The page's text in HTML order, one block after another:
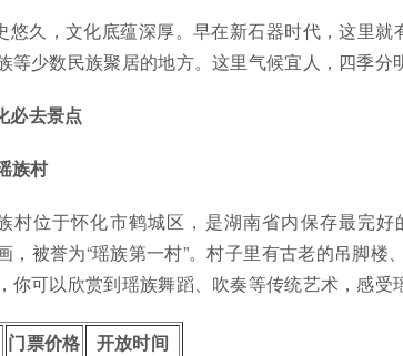
悠久，文化底蕴深厚。早在新石器时代，这里就
等少数民族聚居的地方。这里气候宜人，四季分
必去景点
族村
村位于怀化市鹤城区，是湖南省内保存最完
，被誉为“瑶族第一村”。村子里有古老的吊脚楼
你可以欣赏到瑶族舞蹈、吹奏等传统艺术，感受
门票价格
开放时间